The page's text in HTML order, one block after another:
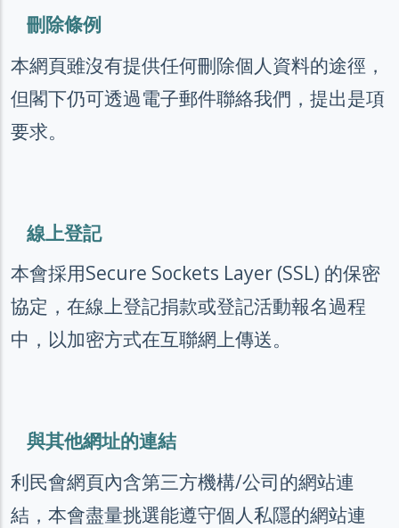
刪除條例
本網頁雖沒有提供任何刪除個人資料的途徑，
但閣下仍可透過電子郵件聯絡我們，提出是項
要求。
線上登記
本會採用Secure Sockets Layer (SSL) 的保密
協定，在線上登記捐款或登記活動報名過程
中，以加密方式在互聯網上傳送。
與其他網址的連結
利民會網頁內含第三方機構/公司的網站連
結，本會盡量挑選能遵守個人私隱的網站連